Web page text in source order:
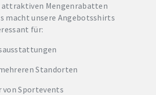
attraktiven Mengenrabatten
macht unsere Angebotsshirts
für:
Standorten
Sportevents